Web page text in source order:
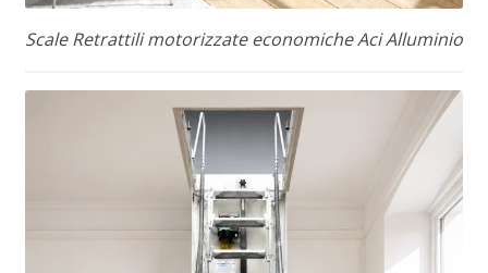
Scale Retrattili motorizzate economiche Aci Alluminio